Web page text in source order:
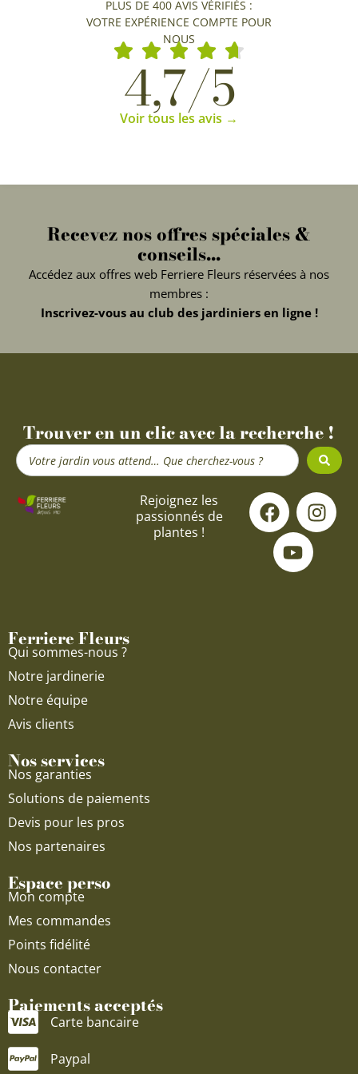
PLUS DE 400 AVIS VÉRIFIÉS :
VOTRE EXPÉRIENCE COMPTE POUR
NOUS
4,7/5
Voir tous les avis →
Recevez nos offres spéciales &
conseils...
Accédez aux offres web Ferriere Fleurs réservées à nos
membres :
Inscrivez-vous au club des jardiniers en ligne !
Trouver en un clic avec la recherche !
Search
...
Rejoignez les
passionnés de
plantes !
F
a
c
e
I
n
s
Y
o
u
t
u
Ferriere Fleurs
Qui sommes-nous ?
Notre jardinerie
Notre équipe
Avis clients
Nos services
Nos garanties
Solutions de paiements
Devis pour les pros
Nos partenaires
Espace perso
Mon compte
Mes commandes
Points fidélité
Nous contacter
Paiements acceptés
Carte bancaire
Paypal